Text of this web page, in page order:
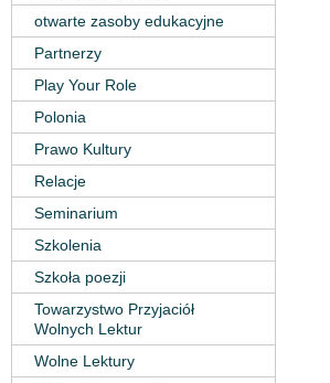
otwarte zasoby edukacyjne
Partnerzy
Play Your Role
Polonia
Prawo Kultury
Relacje
Seminarium
Szkolenia
Szkoła poezji
Towarzystwo Przyjaciół
Wolnych Lektur
Wolne Lektury